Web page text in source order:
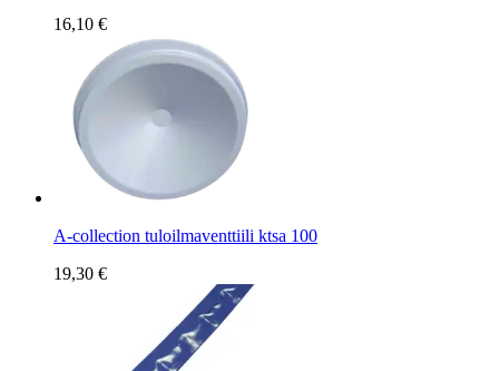
16,10 €
A-collection tuloilmaventtiili ktsa 100
19,30 €